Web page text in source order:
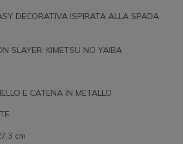
DECORATIVA ISPIRATA ALLA SPADA
SLAYER: KIMETSU NO YAIBA
E CATENA IN METALLO
cm